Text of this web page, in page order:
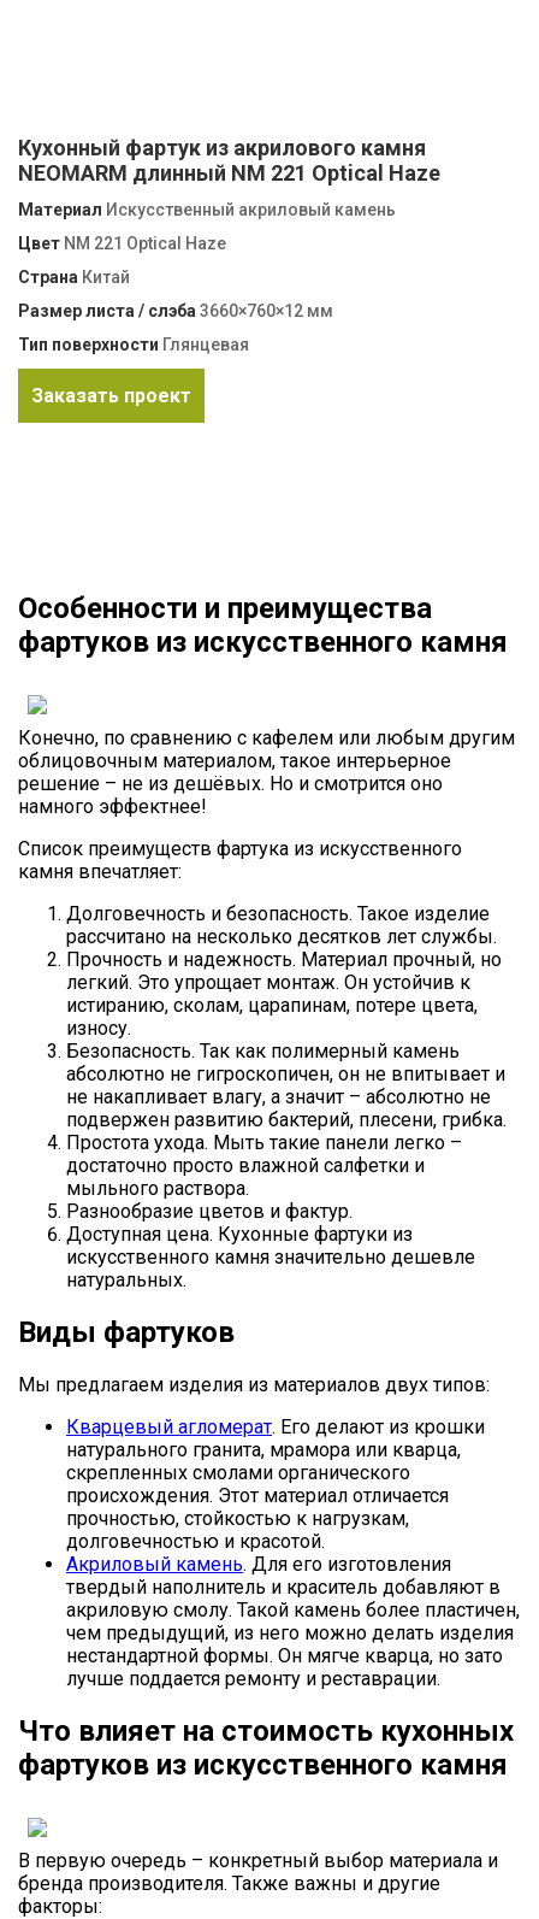
Кухонный фартук из акрилового камня
NEOMARM длинный NM 221 Optical Haze
Материал Искусственный акриловый камень
Цвет NM 221 Optical Haze
Страна Китай
Размер листа / слэба 3660×760×12 мм
Тип поверхности Глянцевая
Заказать проект
Особенности и преимущества
фартуков из искусственного камня
Конечно, по сравнению с кафелем или любым другим
облицовочным материалом, такое интерьерное
решение – не из дешёвых. Но и смотрится оно
намного эффектнее!
Список преимуществ фартука из искусственного
камня впечатляет:
Долговечность и безопасность. Такое изделие
рассчитано на несколько десятков лет службы.
Прочность и надежность. Материал прочный, но
легкий. Это упрощает монтаж. Он устойчив к
истиранию, сколам, царапинам, потере цвета,
износу.
Безопасность. Так как полимерный камень
абсолютно не гигроскопичен, он не впитывает и
не накапливает влагу, а значит – абсолютно не
подвержен развитию бактерий, плесени, грибка.
Простота ухода. Мыть такие панели легко –
достаточно просто влажной салфетки и
мыльного раствора.
Разнообразие цветов и фактур.
Доступная цена. Кухонные фартуки из
искусственного камня значительно дешевле
натуральных.
Виды фартуков
Мы предлагаем изделия из материалов двух типов:
Кварцевый агломерат. Его делают из крошки
натурального гранита, мрамора или кварца,
скрепленных смолами органического
происхождения. Этот материал отличается
прочностью, стойкостью к нагрузкам,
долговечностью и красотой.
Акриловый камень. Для его изготовления
твердый наполнитель и краситель добавляют в
акриловую смолу. Такой камень более пластичен,
чем предыдущий, из него можно делать изделия
нестандартной формы. Он мягче кварца, но зато
лучше поддается ремонту и реставрации.
Что влияет на стоимость кухонных
фартуков из искусственного камня
В первую очередь – конкретный выбор материала и
бренда производителя. Также важны и другие
факторы: